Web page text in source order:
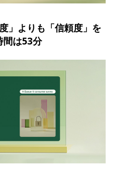
」よりも「信頼度」を
間は53分